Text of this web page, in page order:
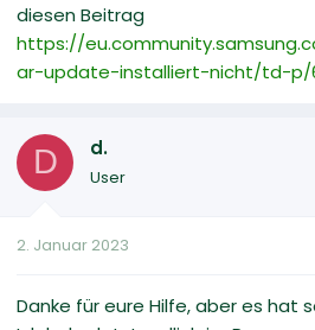
diesen Beitrag
https://
ar-update-installiert-nicht/td-p/
D d.
User
2. Januar 2023
Danke für eure Hilfe, aber es hat